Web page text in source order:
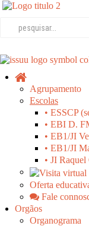
Agrupamento
Escolas
• ESSCP
• EBI D.
• EB1/JI
• EB1/JI
• JI
Oferta
Fale
Orgãos
Organograma